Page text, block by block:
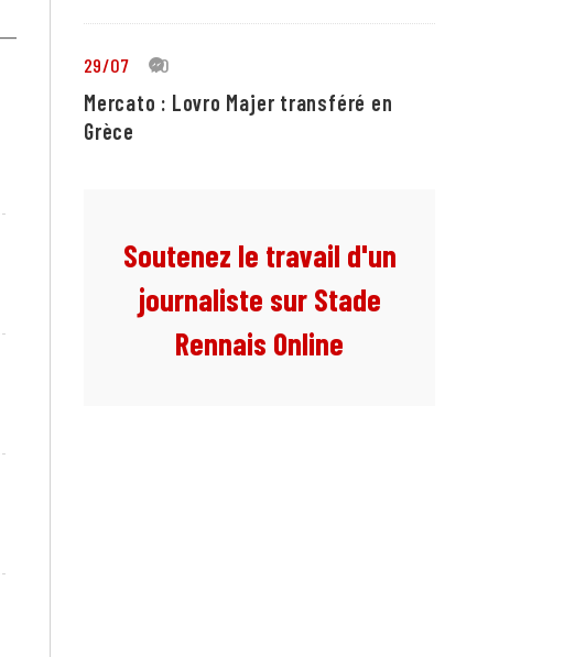
29/07 10
Mercato : Lovro Majer transféré en
Grèce
Soutenez le travail d'un
journaliste sur Stade
Rennais Online